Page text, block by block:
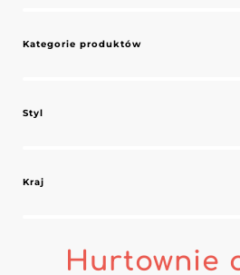
Kategorie produktów
Styl
Kraj
Hurtownie